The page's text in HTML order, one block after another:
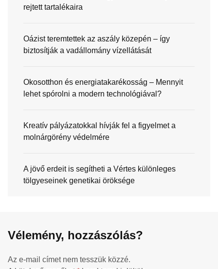
rejtett tartalékaira
Oázist teremtettek az aszály közepén – így
biztosítják a vadállomány vízellátását
Okosotthon és energiatakarékosság – Mennyit
lehet spórolni a modern technológiával?
Kreatív pályázatokkal hívják fel a figyelmet a
molnárgörény védelmére
A jövő erdeit is segítheti a Vértes különleges
tölgyeseinek genetikai öröksége
Vélemény, hozzászólás?
Az e-mail címet nem tesszük közzé.